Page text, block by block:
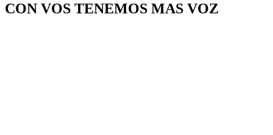
CON VOS TENEMOS MAS VOZ